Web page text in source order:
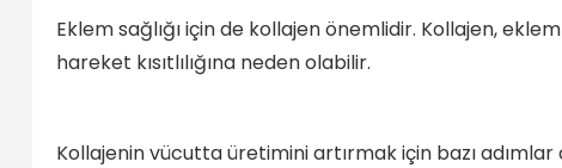
Eklem sağlığı için de kollajen önemlidir. Kollajen, eklem
hareket kısıtlılığına neden olabilir.
Kollajenin vücutta üretimini artırmak için bazı